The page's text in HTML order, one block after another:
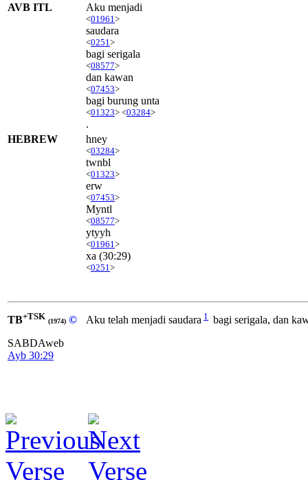
AVB ITL
Aku menjadi
<01961 >
saudara
<0251 >
bagi serigala
<08577>
dan kawan
<07453>
bagi burung unta
<01323> <03284>
.
HEBREW
hney
<03284>
twnbl
<01323>
erw
<07453>
Myntl
<08577>
ytyyh
<01961 >
xa (30:29)
<0251 >
TB+TSK (1974) ©
SABDAweb
Ayb 30:29
Aku telah menjadi saudara 1 bagi serigala, dan